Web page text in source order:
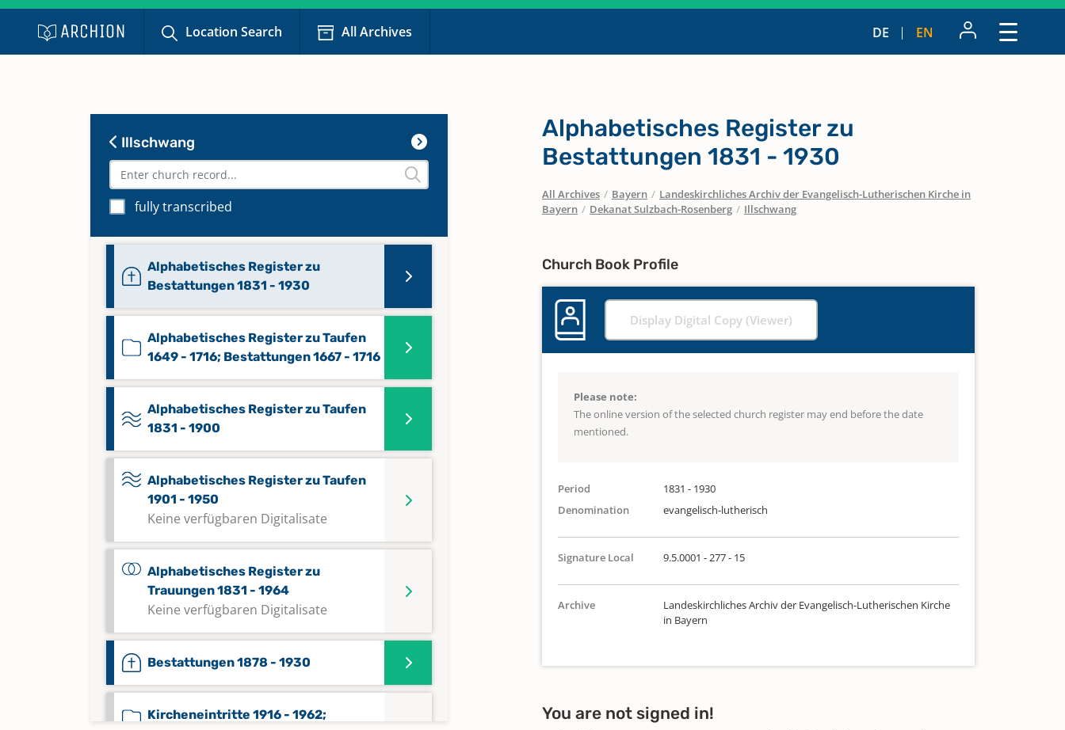
Location Search All Archives DE EN
Illschwang
fully transcribed
Alphabetisches Register zu
Bestattungen 1831 - 1930
Alphabetisches Register zu Taufen
1649 - 1716; Bestattungen 1667 - 1716
Alphabetisches Register zu Taufen
1831 - 1900
Alphabetisches Register zu Taufen
1901 - 1950
Keine verfügbaren Digitalisate
Alphabetisches Register zu
Trauungen 1831 - 1964
Keine verfügbaren Digitalisate
Bestattungen 1878 - 1930
Kircheneintritte 1916 - 1962;
Alphabetisches Register zu
Bestattungen 1831 - 1930
All Archives / Bayern / Landeskirchliches Archiv der Evangelisch-Lutherischen Kirche in
Bayern / Dekanat Sulzbach-Rosenberg / Illschwang
Church Book Profile
Display Digital Copy (Viewer)
Please note:
The online version of the selected church register may end before the date
mentioned.
Period
1831 - 1930
Denomination
evangelisch-lutherisch
Signature Local 9.5.0001 - 277 - 15
Archive
Landeskirchliches Archiv der Evangelisch-Lutherischen Kirche
in Bayern
You are not signed in!